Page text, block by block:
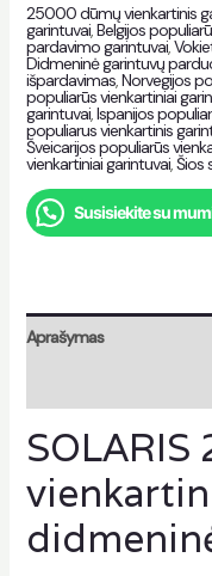
25000 dūmų vienkartinis
garintuvai,Belgijos
pardavimo garintuvai,
Didmeninė garintuvų
išpardavimas,Norvegijos
populiarūs vienkartiniai
garintuvai,Ispanijos
populiarus vienkartinis
Šveicarijos populiarūs
vienkartiniai garintuvai,Šios
Susisiekite su
Aprašymas